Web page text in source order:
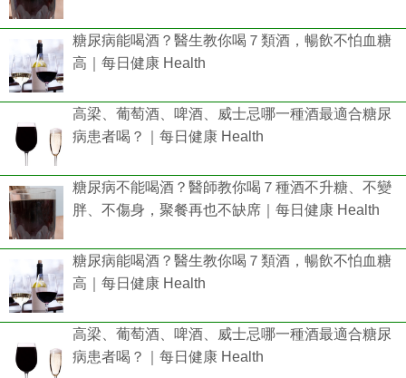
糖尿病能喝酒？醫生教你喝７類酒，暢飲不怕血糖
高｜每日健康 Health
高梁、葡萄酒、啤酒、威士忌哪一種酒最適合糖尿
病患者喝？｜每日健康 Health
糖尿病不能喝酒？醫師教你喝７種酒不升糖、不變
胖、不傷身，聚餐再也不缺席｜每日健康 Health
糖尿病能喝酒？醫生教你喝７類酒，暢飲不怕血糖
高｜每日健康 Health
高梁、葡萄酒、啤酒、威士忌哪一種酒最適合糖尿
病患者喝？｜每日健康 Health